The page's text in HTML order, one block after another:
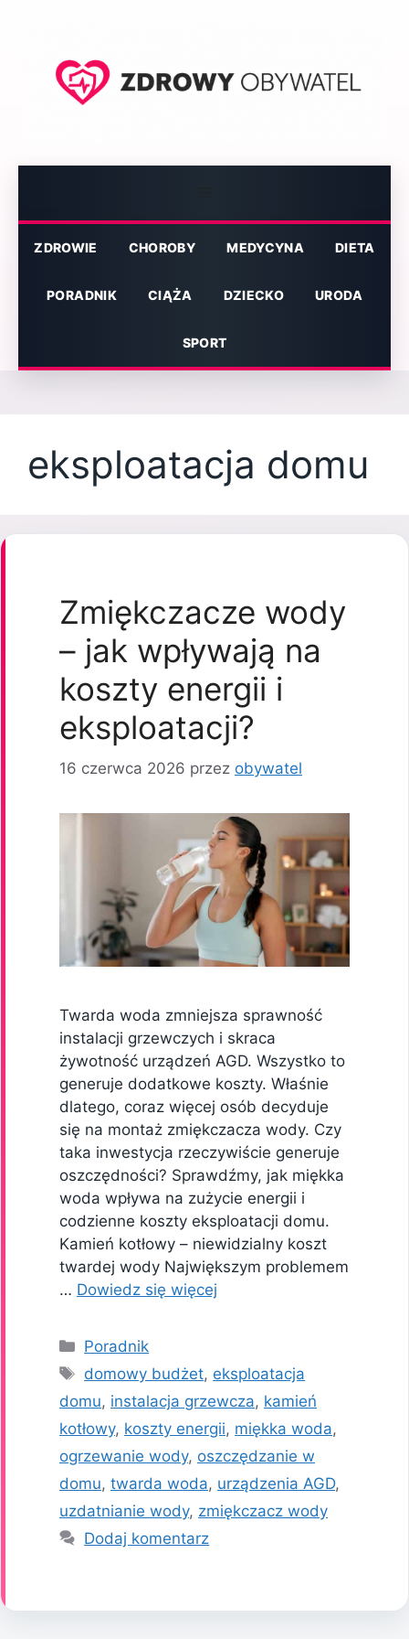
ZDROWIE CHOROBY MEDYCYNA DIETA
PORADNIK CIĄŻA DZIECKO URODA
SPORT
eksploatacja domu
Zmiękczacze wody
– jak wpływają na
koszty energii i
eksploatacji?
16 czerwca 2026 przez obywatel
Twarda woda zmniejsza sprawność
instalacji grzewczych i skraca
żywotność urządzeń AGD. Wszystko to
generuje dodatkowe koszty. Właśnie
dlatego, coraz więcej osób decyduje
się na montaż zmiękczacza wody. Czy
taka inwestycja rzeczywiście generuje
oszczędności? Sprawdźmy, jak miękka
woda wpływa na zużycie energii i
codzienne koszty eksploatacji domu.
Kamień kotłowy – niewidzialny koszt
twardej wody Największym problemem
… Dowiedz się więcej
Kategorie
Poradnik
Tagi
domowy budżet, eksploatacja
domu, instalacja grzewcza, kamień
kotłowy, koszty energii, miękka woda,
ogrzewanie wody, oszczędzanie w
domu, twarda woda, urządzenia AGD,
uzdatnianie wody, zmiękczacz wody
Dodaj komentarz